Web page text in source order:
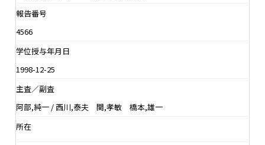
報告番号
4566
学位授与年月日
1998-12-25
主査／副査
阿部,純一 / 西川,泰夫 関,孝敏 橋本,雄一
所在